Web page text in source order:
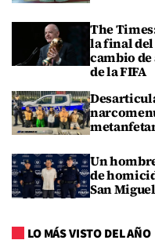
The
la final del
cambio
de la FIFA
Un
de
San Miguel
LO MÁS VISTO DEL AÑO